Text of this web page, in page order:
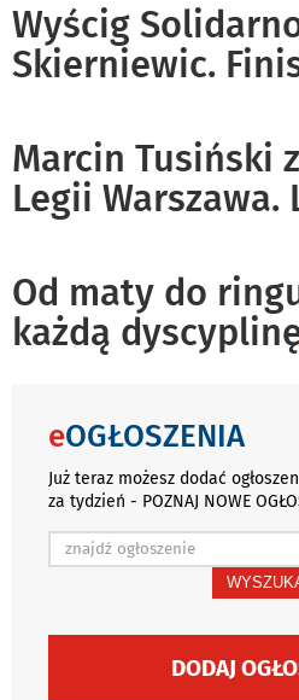
Wyścig
Skierniewic.
Marcin Tusiński
Legii Warszawa.
Od maty do
każdą
eOGŁOSZENIA
Już teraz możesz dodać
za tydzień - POZNAJ NOWE
DODAJ